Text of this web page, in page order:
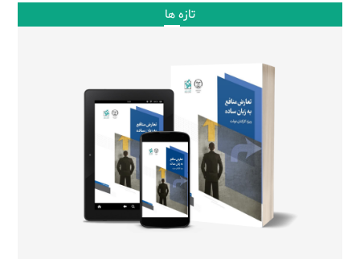
تازه ها